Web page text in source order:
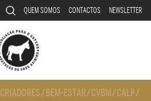
QUEM SOMOS CONTACTOS NEWSLETTER
CRIADORES/ BEM-ESTAR/CVBM/CALP/